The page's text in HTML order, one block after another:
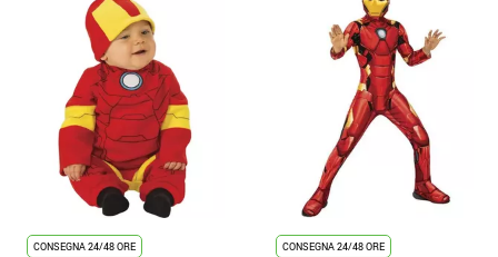
CONSEGNA 24/48 ORE
CONSEGNA 24/48 ORE